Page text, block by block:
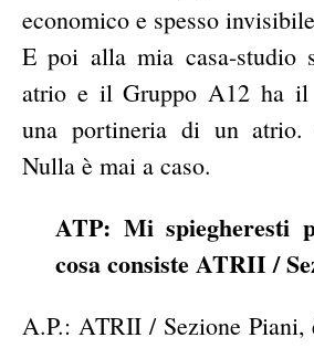
economico e spesso
E poi alla mia casa-studio
atrio e il Gruppo A12 ha
una portineria di un atrio.
Nulla è mai a caso.
ATP: Mi spiegheresti
cosa consiste ATRII /
A.P.: ATRII / Sezione Piani,